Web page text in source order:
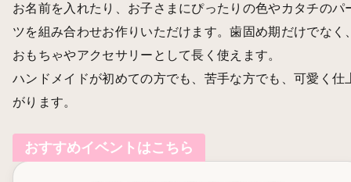
お名前を入れたり、お子さまにぴったりの色やカタチのパ
ツを組み合わせお作りいただけます。歯固め期だけでなく
おもちゃやアクセサリーとして長く使えます。
ハンドメイドが初めての方でも、苦手な方でも、可愛く仕
がります。
おすすめイベントはこちら